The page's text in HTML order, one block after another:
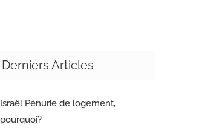
Derniers Articles
Israël Pénurie de logement,
pourquoi?